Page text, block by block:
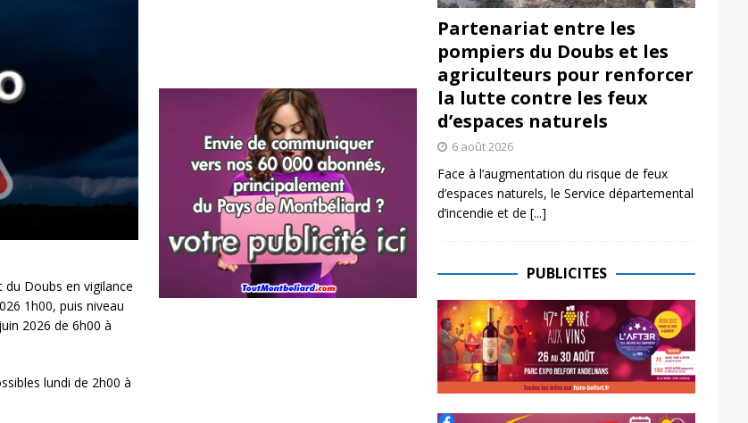
Doubs en vigilance
1h00, puis niveau
2026 de 6h00 à
lundi de 2h00 à
Partenariat entre les
pompiers du Doubs et les
agriculteurs pour renforcer
la lutte contre les feux
d’espaces naturels
6 août 2026
Face à l’augmentation du risque de feux
d’espaces naturels, le Service départemental
d’incendie et de [...]
PUBLICITES